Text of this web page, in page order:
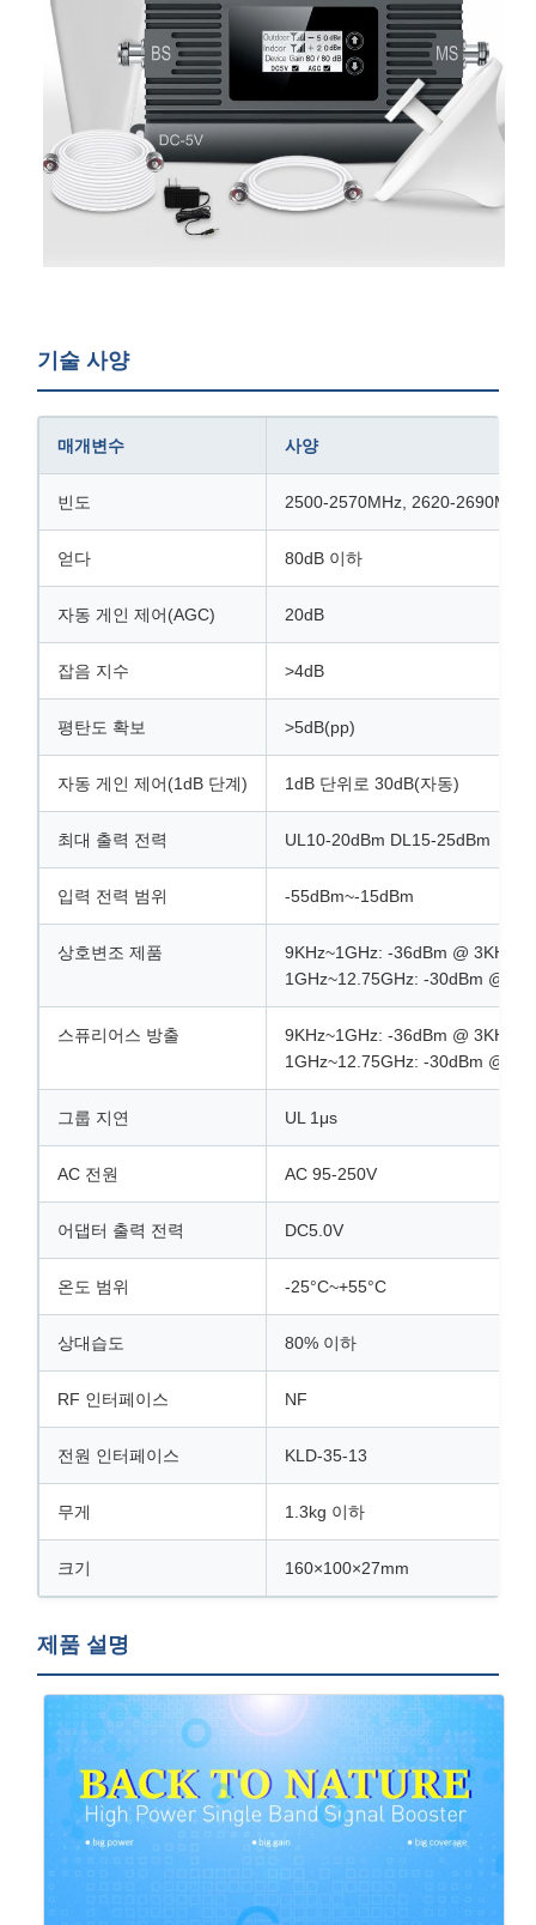
기술 사양
매개변수 사양
빈도 2500-2570MHz, 2620-2690MHz
얻다 80dB 이하
자동 게인 제어(AGC) 20dB
잡음 지수 >4dB
평탄도 확보 >5dB(pp)
자동 게인 제어(1dB 단계) 1dB 단위로 30dB(자동)
최대 출력 전력 UL10-20dBm DL15-25dBm
입력 전력 범위 -55dBm~-15dBm
상호변조 제품
9KHz~1GHz: -36dBm @ 3KHz
1GHz~12.75GHz: -30dBm @
스퓨리어스 방출
9KHz~1GHz: -36dBm @ 3KHz
1GHz~12.75GHz: -30dBm @
그룹 지연 UL 1μs
AC 전원 AC 95-250V
어댑터 출력 전력 DC5.0V
온도 범위 -25°C~+55°C
상대습도 80% 이하
RF 인터페이스 NF
전원 인터페이스 KLD-35-13
무게 1.3kg 이하
크기 160×100×27mm
제품 설명